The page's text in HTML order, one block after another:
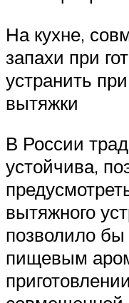
На кухне,
запахи при
устранить
вытяжки
В России
устойчива,
вытяжного
позволило бы
пищевым